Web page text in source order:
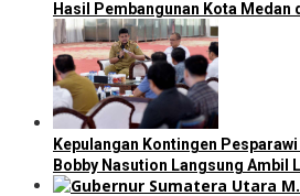
Hasil Pembangunan Kota Medan
Kepulangan Kontingen
Bobby Nasution Langsung Ambil